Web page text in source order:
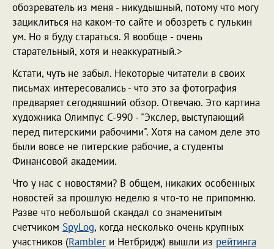
обозреватель из меня - никудышный, потому что могу
зациклиться на каком-то сайте и обозреть с гулькин
ум. Но я буду стараться. Я вообще - очень
старательный, хотя и неаккуратный.>
Кстати, чуть не забыл. Некоторые читатели в своих
письмах интересовались - что это за фотография
предваряет сегодняшний обзор. Отвечаю. Это картина
художника Олимпус С-990 - "Экслер, выступающий
перед питерскими рабочими". Хотя на самом деле это
были вовсе не питерские рабочие, а студенты
Финансовой академии.
Что у нас с новостями? В общем, никаких особенных
новостей за прошлую неделю я что-то не припомню.
Разве что небольшой скандал со знаменитым
счетчиком SpyLog, когда несколько очень крупных
участников (Rambler и Нетбридж) вышли из рейтинга